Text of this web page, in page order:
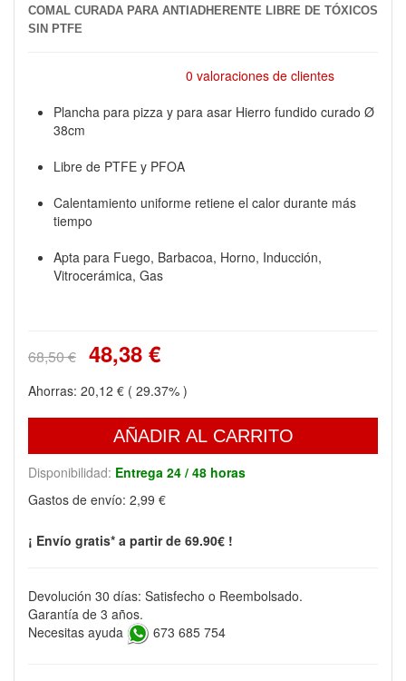
COMAL CURADA PARA ANTIADHERENTE LIBRE DE TÓXICOS
SIN PTFE
0 valoraciones de clientes
Plancha para pizza y para asar Hierro fundido curado Ø
38cm
Libre de PTFE y PFOA
Calentamiento uniforme retiene el calor durante más
tiempo
Apta para Fuego, Barbacoa, Horno, Inducción,
Vitrocerámica, Gas
68,50 € 48,38 €
Ahorras: 20,12 € ( 29.37% )
AÑADIR AL CARRITO
Disponibilidad: Entrega 24 / 48 horas
Gastos de envío: 2,99 €
¡ Envío gratis* a partir de 69.90€ !
Devolución 30 días: Satisfecho o Reembolsado.
Garantía de 3 años.
Necesitas ayuda
673 685 754